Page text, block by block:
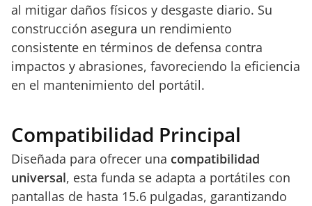
al mitigar daños físicos y desgaste diario. Su
construcción asegura un rendimiento
consistente en términos de defensa contra
impactos y abrasiones, favoreciendo la eficiencia
en el mantenimiento del portátil.
Compatibilidad Principal
Diseñada para ofrecer una compatibilidad
universal, esta funda se adapta a portátiles con
pantallas de hasta 15.6 pulgadas, garantizando